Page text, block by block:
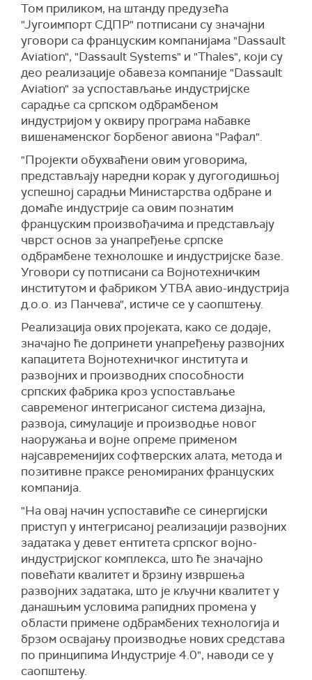
Том приликом, на штанду предузећа
"Југоимпорт СДПР" потписани су значајни
уговори са француским компанијама "Dassault
Aviation", "Dassault Systems" и "Thales", који су
део реализације обавеза компаније "Dassault
Aviation" за успостављање индустријске
сарадње са српском одбрамбеном
индустријом у оквиру програма набавке
вишенаменског борбеног авиона "Рафал".
"Пројекти обухваћени овим уговорима,
представљају наредни корак у дугогодишњој
успешној сарадњи Министарства одбране и
домаће индустрије са овим познатим
француским произвођачима и представљају
чврст основ за унапређење српске
одбрамбене технолошке и индустријске базе.
Уговори су потписани са Војнотехничким
институтом и фабриком УТВА aвио-индустрија
д.о.о. из Панчева", истиче се у саопштењу.
Реализација ових пројеката, како се додаје,
значајно ће допринети унапређењу развојних
капацитета Војнотехничког института и
развојних и производних способности
српских фабрика кроз успостављање
савременог интегрисаног система дизајна,
развоја, симулације и производње новог
наоружања и војне опреме применом
најсавременијих софтверских алата, метода и
позитивне праксе реномираних француских
компанија.
"На овај начин успоставиће се синергијски
приступ у интегрисаној реализацији развојних
задатака у девет ентитета српског војно-
индустријског комплекса, што ће значајно
повећати квалитет и брзину извршења
развојних задатака, што је кључни квалитет у
данашњим условима рапидних промена у
области примене одбрамбених технологија и
брзом освајању производње нових средстава
по принципима Индустрије 4.0", наводи се у
саопштењу.